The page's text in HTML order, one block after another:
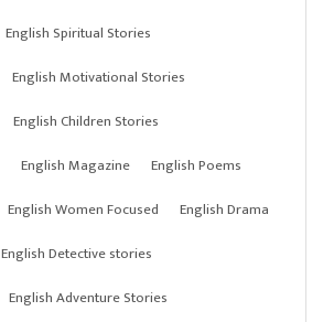
English Spiritual Stories
English Motivational Stories
English Children Stories
English Magazine
English Poems
English Women Focused
English Drama
English Detective stories
English Adventure Stories